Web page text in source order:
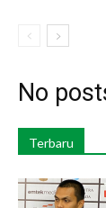
No
Terbaru